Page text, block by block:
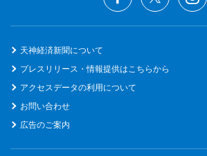
天神経済新聞について
プレスリリース・情報提供はこちらから
アクセスデータの利用について
お問い合わせ
広告のご案内